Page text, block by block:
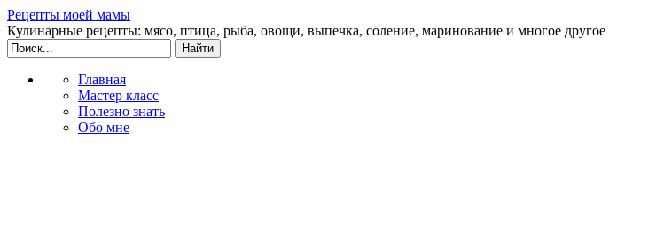
Рецепты моей мамы
Кулинарные рецепты: мясо, птица, рыба, овощи, выпечка, соление, маринование и многое другое
Главная
Мастер класс
Полезно знать
Обо мне